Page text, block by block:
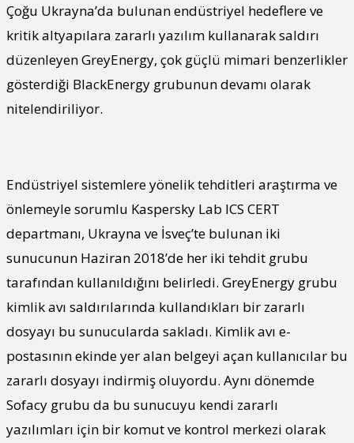
Çoğu Ukrayna’da bulunan endüstriyel hedeflere ve
kritik altyapılara zararlı yazılım kullanarak saldırı
düzenleyen GreyEnergy, çok güçlü mimari benzerlikler
gösterdiği BlackEnergy grubunun devamı olarak
nitelendiriliyor.
Endüstriyel sistemlere yönelik tehditleri araştırma ve
önlemeyle sorumlu Kaspersky Lab ICS CERT
departmanı, Ukrayna ve İsveç’te bulunan iki
sunucunun Haziran 2018’de her iki tehdit grubu
tarafından kullanıldığını belirledi. GreyEnergy grubu
kimlik avı saldırılarında kullandıkları bir zararlı
dosyayı bu sunucularda sakladı. Kimlik avı e-
postasının ekinde yer alan belgeyi açan kullanıcılar bu
zararlı dosyayı indirmiş oluyordu. Aynı dönemde
Sofacy grubu da bu sunucuyu kendi zararlı
yazılımları için bir komut ve kontrol merkezi olarak